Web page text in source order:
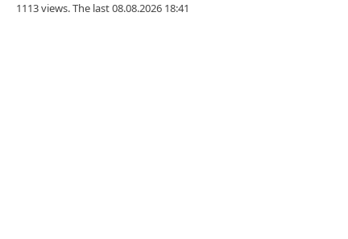
1113 views. The last 08.08.2026 18:41